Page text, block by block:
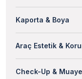
Kaporta & Boya
Araç Estetik &
Check-Up &